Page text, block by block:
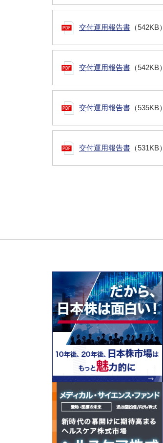
交付運用報告書 （542KB）
交付運用報告書 （542KB）
交付運用報告書 （535KB）
交付運用報告書 （531KB）